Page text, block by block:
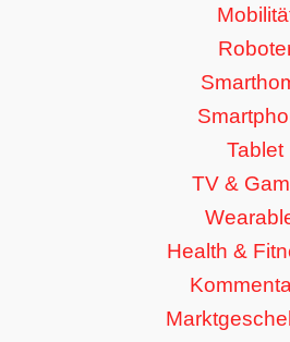
Tablet
TV &
Health &